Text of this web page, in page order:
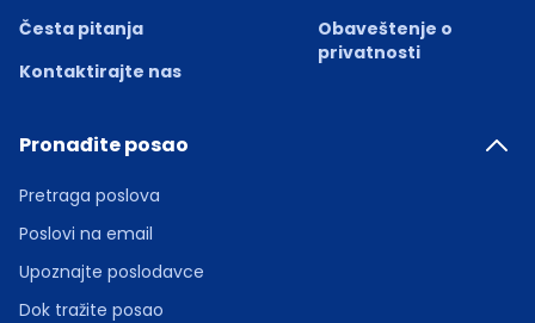
Česta pitanja
Kontaktirajte nas
Obaveštenje o
privatnosti
Pronađite posao
Pretraga poslova
Poslovi na email
Upoznajte poslodavce
Dok tražite posao